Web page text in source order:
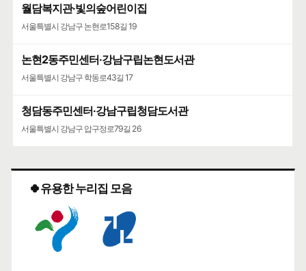
월담복지관·빛의숲어린이집
서울특별시 강남구 논현로158길 19
논현2동주민센터·강남구립논현도서관
서울특별시 강남구 학동로43길 17
청담동주민센터·강남구립청담도서관
서울특별시 강남구 압구정로79길 26
🍀유용한 누리집 모음